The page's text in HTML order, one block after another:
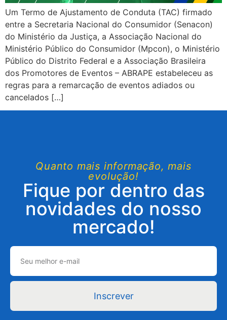
Um Termo de Ajustamento de Conduta (TAC) firmado
entre a Secretaria Nacional do Consumidor (Senacon)
do Ministério da Justiça, a Associação Nacional do
Ministério Público do Consumidor (Mpcon), o Ministério
Público do Distrito Federal e a Associação Brasileira
dos Promotores de Eventos – ABRAPE estabeleceu as
regras para a remarcação de eventos adiados ou
cancelados […]
Quanto mais informação, mais
evolução!
Fique por dentro das
novidades do nosso
mercado!
Inscrever